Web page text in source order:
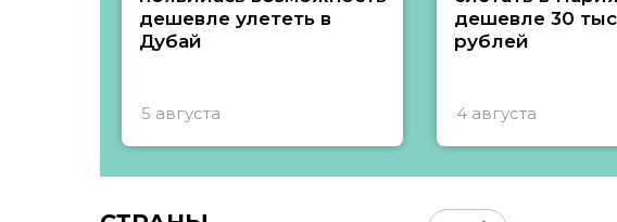
дешевле улететь в
Дубай
5 августа
дешевле 30
рублей
4 августа